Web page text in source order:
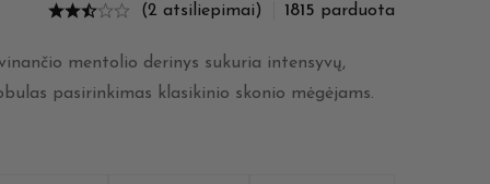
(2 atsiliepimai) 1815 parduota
mentolio derinys sukuria intensyvų,
pasirinkimas klasikinio skonio mėgėjams.